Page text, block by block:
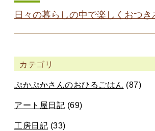
日々の暮らしの中で楽しくおつき
カテゴリ
ぷかぷかさんのおひるごはん (87)
アート屋日記 (69)
工房日記 (33)